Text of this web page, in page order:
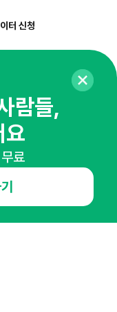
터 신청
람들,
요
료